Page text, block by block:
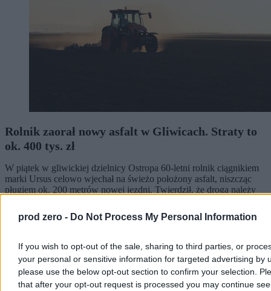
prod zero - Do Not Process My Personal Information
If you wish to opt-out of the sale, sharing to third parties, or
your personal or sensitive information for targeted advertising by
please use the below opt-out section to confirm your selection.
that after your opt-out request is processed you may continue
Rolnik zaorał nowy asfalt w Gliwicach. Straty to
ok. 400 tys. zł
W piątek w gliwickiej dzielnicy Ostropa 60-letni rolnik ciągnikiem
marki Ursus celowo wjechał na świeżo położony asfalt, niszcząc
pługiem ok. 200 metrów nowej jezdni. Twierdził, że droga należy
oszacowano wstępnie na ok. 400 tys. zł.
Aleksandra Cieślik
Wczoraj 18:17
3 min